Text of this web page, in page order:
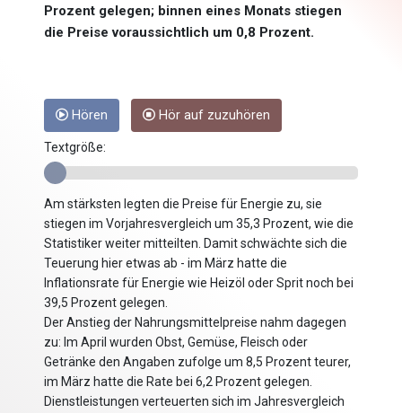
Prozent gelegen; binnen eines Monats stiegen
die Preise voraussichtlich um 0,8 Prozent.
Hören Hör auf zuzuhören
Textgröße:
Am stärksten legten die Preise für Energie zu, sie
stiegen im Vorjahresvergleich um 35,3 Prozent, wie die
Statistiker weiter mitteilten. Damit schwächte sich die
Teuerung hier etwas ab - im März hatte die
Inflationsrate für Energie wie Heizöl oder Sprit noch bei
39,5 Prozent gelegen.
Der Anstieg der Nahrungsmittelpreise nahm dagegen
zu: Im April wurden Obst, Gemüse, Fleisch oder
Getränke den Angaben zufolge um 8,5 Prozent teurer,
im März hatte die Rate bei 6,2 Prozent gelegen.
Dienstleistungen verteuerten sich im Jahresvergleich